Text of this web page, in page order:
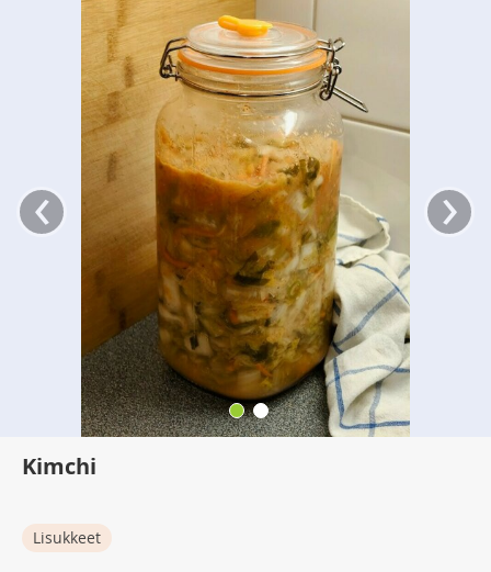
‹ ›
Kimchi
Lisukkeet